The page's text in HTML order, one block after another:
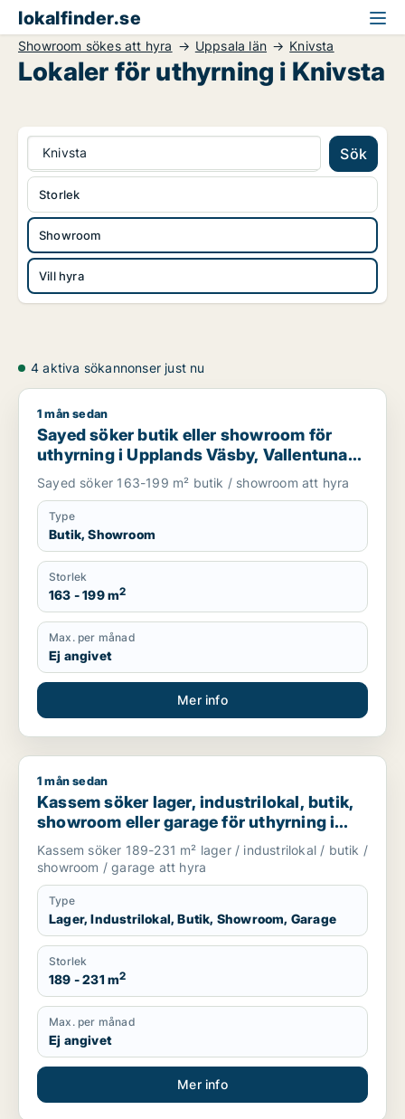
lokalfinder.se
Showroom sökes att hyra Uppsala län Knivsta
Lokaler för uthyrning i Knivsta
Knivsta Sök
Showroom
Vill hyra
Storlek
4 aktiva sökannonser just nu
Sayed söker butik eller showroom för uthyrning i Upplands
1 mån sedan
Sayed söker butik eller showroom för
uthyrning i Upplands Väsby, Vallentuna
eller Upplands-Bro m.fl.
Sayed söker 163-199 m² butik / showroom att hyra
Type
Butik, Showroom
Storlek
163 - 199 m2
Max. per månad
Ej angivet
Mer info
Kassem söker lager, industrilokal, butik, showroom eller
1 mån sedan
Kassem söker lager, industrilokal, butik,
showroom eller garage för uthyrning i
Upplands Väsby, Vallentuna eller
Upplands-Bro m.fl.
Kassem söker 189-231 m² lager / industrilokal / butik /
showroom / garage att hyra
Type
Lager, Industrilokal, Butik, Showroom, Garage
Storlek
189 - 231 m2
Max. per månad
Ej angivet
Mer info